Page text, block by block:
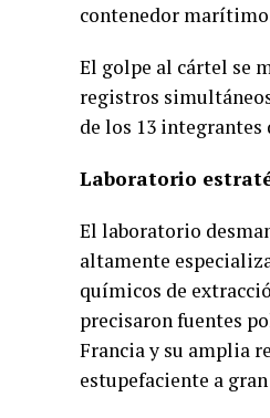
contenedor
El golpe al cártel se
registros
de los 13 integrantes
Laboratorio
El laboratorio
altamente
químicos de
precisaron fuentes
Francia y su amplia
estupefaciente a